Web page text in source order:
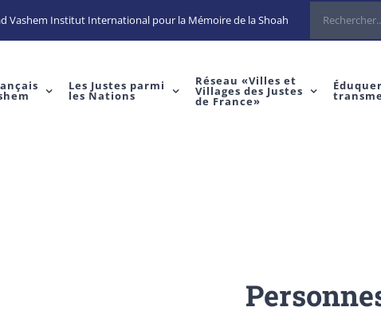
Vashem Institut International pour la Mémoire de la Shoah Rechercher
Les Justes parmi
les Nations
Réseau «Villes et
Villages des Justes
de France»